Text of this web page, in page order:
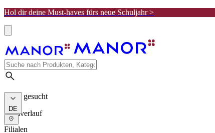
Hol dir deine Must-haves fürs neue Schuljahr >
Meist gesucht
Suchverlauf
DE
Filialen